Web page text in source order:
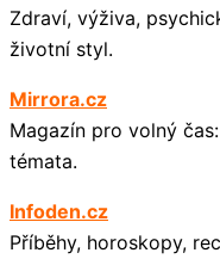
Zdraví, výživa,
životní styl.
Mirrora.cz
Magazín pro volný
témata.
Infoden.cz
Příběhy, horoskopy,